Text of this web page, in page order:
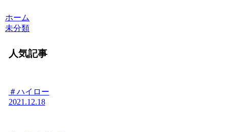
ホーム
未分類
人気記事
＃ハイロー
2021.12.18